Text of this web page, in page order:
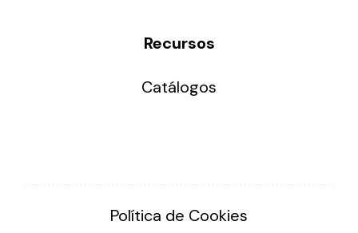
Recursos
Catálogos
Política de Cookies